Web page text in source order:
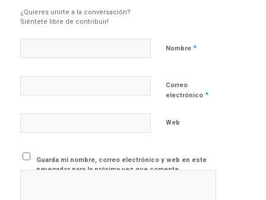
¿Quieres unirte a la conversación?
Siéntete libre de contribuir!
Nombre *
Correo
electrónico *
Web
Guarda mi nombre, correo electrónico y web en este
navegador para la próxima vez que comente.